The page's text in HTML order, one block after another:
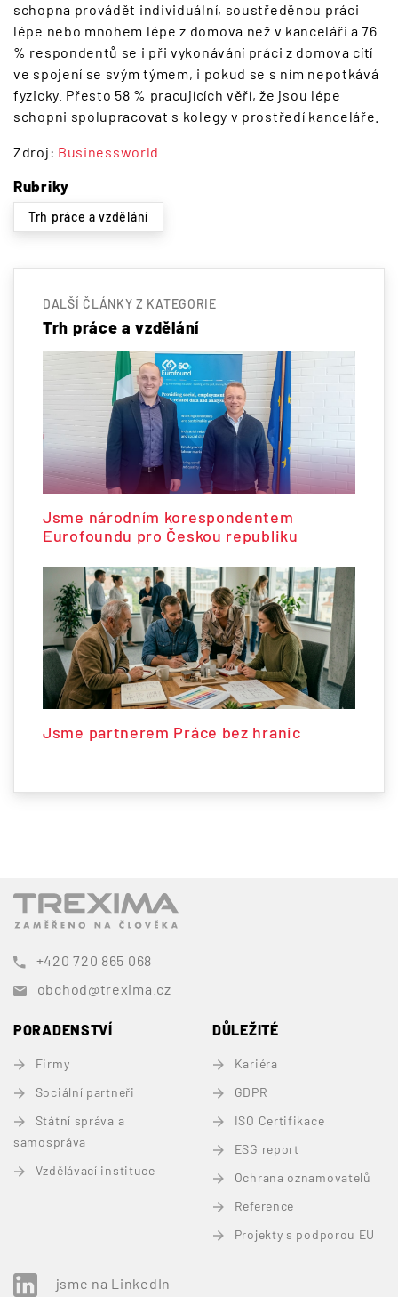
schopna provádět individuální, soustředěnou práci
lépe nebo mnohem lépe z domova než v kanceláři a 76
% respondentů se i při vykonávání práci z domova cítí
ve spojení se svým týmem, i pokud se s ním nepotkává
fyzicky. Přesto 58 % pracujících věří, že jsou lépe
schopni spolupracovat s kolegy v prostředí kanceláře.
Zdroj: Businessworld
Rubriky
Trh práce a vzdělání
DALŠÍ ČLÁNKY Z KATEGORIE
Trh práce a vzdělání
Jsme národním korespondentem
Eurofoundu pro Českou republiku
Jsme partnerem Práce bez hranic
+420 720 865 068
obchod@trexima.cz
PORADENSTVÍ
Firmy
Sociální partneři
Státní správa a
samospráva
Vzdělávací instituce
DŮLEŽITÉ
Kariéra
GDPR
ISO Certifikace
ESG report
Ochrana oznamovatelů
Reference
Projekty s podporou EU
jsme na LinkedIn